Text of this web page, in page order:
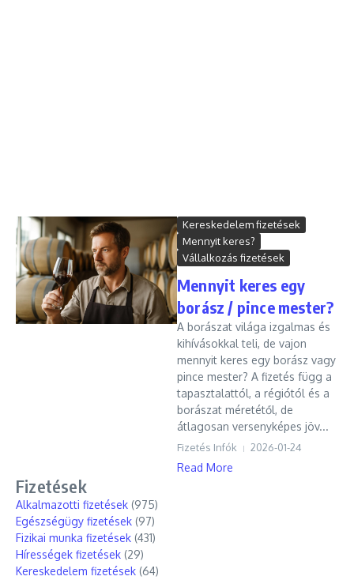
Kereskedelem fizetések
Mennyit keres?
Vállalkozás fizetések
Mennyit keres egy
borász / pince mester?
A borászat világa izgalmas és
kihívásokkal teli, de vajon
mennyit keres egy borász vagy
pince mester? A fizetés függ a
tapasztalattól, a régiótól és a
borászat méretétől, de
átlagosan versenyképes jöv...
Fizetés Infók 2026-01-24
Read More
Fizetések
Alkalmazotti fizetések (975)
Egészségügy fizetések (97)
Fizikai munka fizetések (431)
Hírességek fizetések (29)
Kereskedelem fizetések (64)